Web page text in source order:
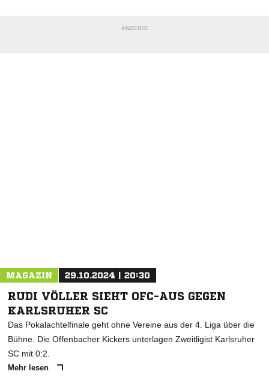
ANZEIGE
MAGAZIN 29.10.2024 | 20:30
RUDI VÖLLER SIEHT OFC-AUS GEGEN
KARLSRUHER SC
Das Pokalachtelfinale geht ohne Vereine aus der 4. Liga über die
Bühne. Die Offenbacher Kickers unterlagen Zweitligist Karlsruher
SC mit 0:2.
Mehr lesen